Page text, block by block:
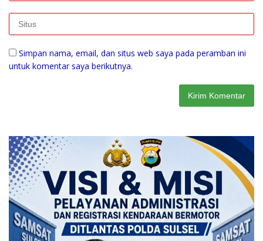
Simpan nama, email, dan situs web saya pada peramban ini
untuk komentar saya berikutnya.